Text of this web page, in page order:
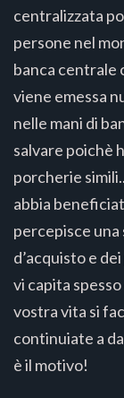
centralizzata
persone nel
banca centrale
viene emessa
nelle mani di
salvare poichè
porcherie
abbia
percepisce
d’acquisto e
vi capita
vostra vita si
continuiate a
è il motivo!